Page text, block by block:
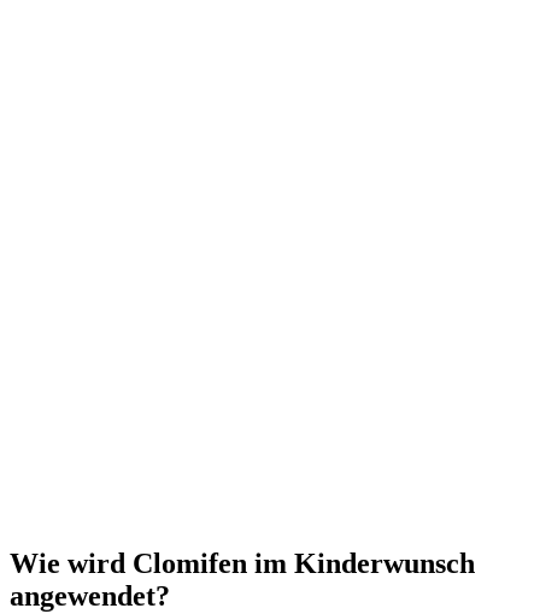
Wie wird Clomifen im Kinderwunsch
angewendet?